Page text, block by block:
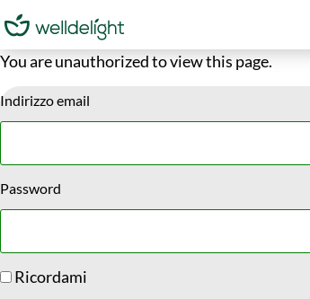
You are unauthorized to view this page.
Indirizzo email
Password
Ricordami